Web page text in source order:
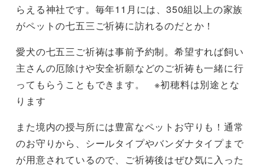
らえる神社です。毎年11月には、350組以上の家族
がペットの七五三ご祈祷に訪れるのだとか！
愛犬の七五三ご祈祷は事前予約制。希望すれば飼い
主さんの厄除けや安全祈願などのご祈祷も一緒に行
ってもらうこともできます。 ※初穂料は別途とな
ります
また境内の授与所には豊富なペットお守りも！通常
のお守りから、シールタイプやバンダナタイプまで
が用意されているので、ご祈祷後はぜひ気に入った